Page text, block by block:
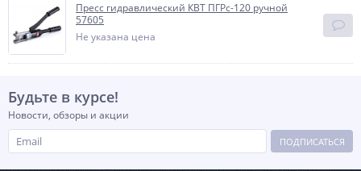
Пресс гидравлический КВТ ПГРс-120 ручной
57605
Не указана цена
Будьте в курсе!
Новости, обзоры и акции
ПОДПИСАТЬСЯ